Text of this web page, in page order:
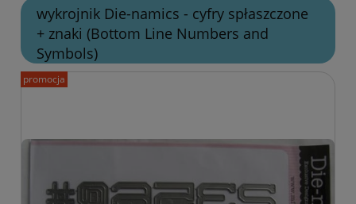
wykrojnik Die-namics - cyfry spłaszczone
+ znaki (Bottom Line Numbers and
Symbols)
promocja